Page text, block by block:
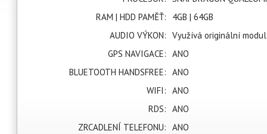
RAM | HDD PAMĚŤ:
4GB | 64GB
AUDIO VÝKON: Využívá originální modul
GPS NAVIGACE: ANO
BLUETOOTH HANDSFREE: ANO
WIFI: ANO
RDS: ANO
ZRCADLENÍ TELEFONU: ANO